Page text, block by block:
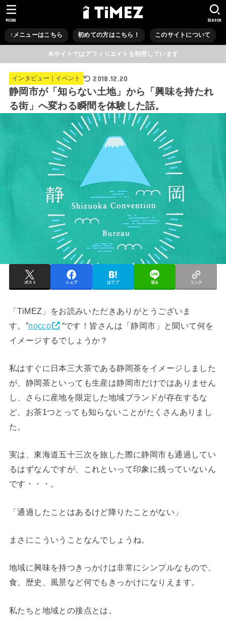
↑メニューはこちら 初めての方はこちら！ このサイトについて
SEARCH
MENU
本サイトではアフィリエイトを利用しています
インタビュー｜イベント 2018.12.20
静岡市が「知らない土地」から「興味を持たれ
る街」へ変わる瞬間を体験した話。
ポスト シェア はてブ 送る リンク
「TiMEZ」をお読みいただきありがとうございま
す。”nocco
“です！皆さんは「静岡市」と聞いて何を
イメージするでしょうか？
私はすぐに日本三大茶である静岡茶をイメージしました
が、静岡茶といっても生産は静岡市だけではありません
し、さらに産地を限定した地域ブランドが存在するな
ど、お茶1つとっても知らないことがたくさんありまし
た。
実は、東海道五十三次を旅した際に静岡市も通過してい
るはずなんですが、これといって印象に残っていないん
です・・・。
「通過したことはあるけど降りたことがない」
まさにこういうことなんでしょうね。
地域に興味を持つきっかけは非常にシンプルなもので、
食、歴史、風景など何でもきっかけになりえます。
私たちと地域との接点とは。